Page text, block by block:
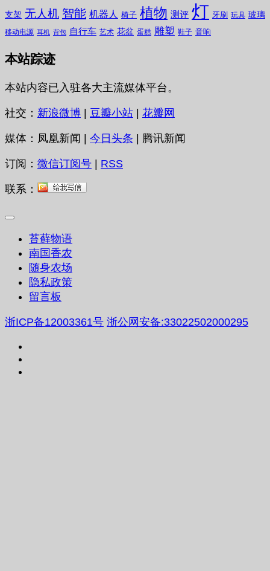
支架 无人机 智能 机器人 椅子 植物 测评 灯 牙刷 玩具 玻璃
移动电源 耳机 背包 自行车 艺术 花盆 蛋糕 雕塑 鞋子 音响
本站踪迹
本站内容已入驻各大主流媒体平台。
社交： 新浪微博 豆瓣小站 花瓣网
媒体：凤凰新闻 | 今日头条 | 腾讯新闻
订阅： 微信订阅号 RSS
联系：
苔藓物语
南国香农
随身农场
隐私政策
留言板
浙ICP备12003361号 浙公网安备:33022502000295